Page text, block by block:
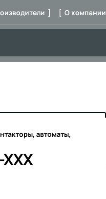
] [ О
автоматы,